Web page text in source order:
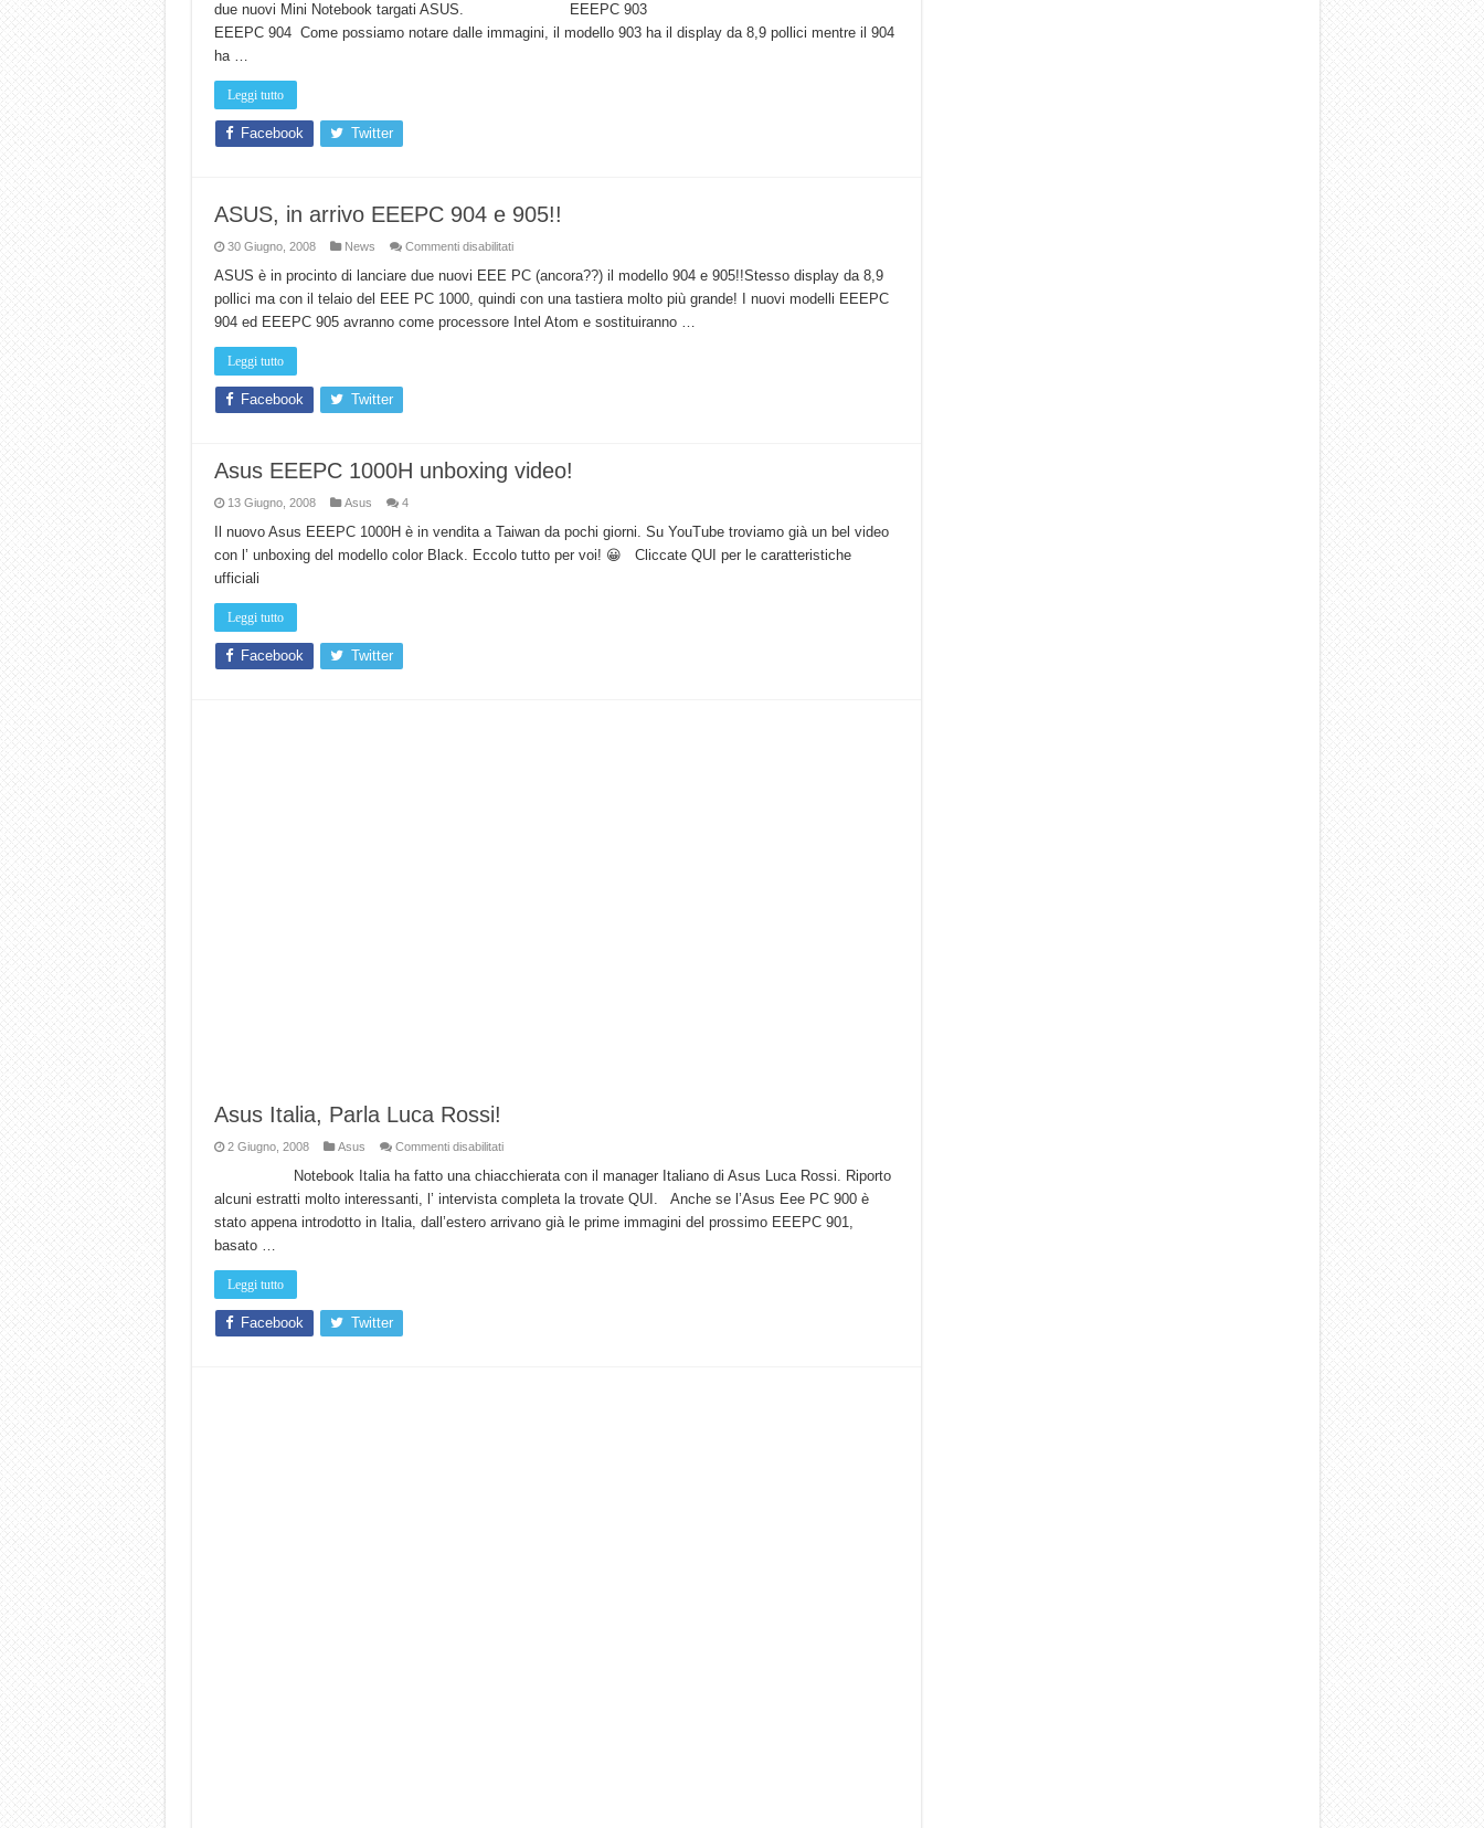
due nuovi Mini Notebook targati ASUS. EEEPC 903
EEEPC 904 Come possiamo notare dalle immagini, il modello 903 ha il display da 8,9 pollici mentre il 904
ha …
Leggi tutto
Facebook Twitter
ASUS, in arrivo EEEPC 904 e 905!!
30 Giugno, 2008 News Commenti disabilitatisu
in
arrivo
EEEPC
e
ASUS è in procinto di lanciare due nuovi EEE PC (ancora??) il modello 904 e 905!!Stesso display da 8,9
pollici ma con il telaio del EEE PC 1000, quindi con una tastiera molto più grande! I nuovi modelli EEEPC
904 ed EEEPC 905 avranno come processore Intel Atom e sostituiranno …
Leggi tutto
Facebook Twitter
Asus EEEPC 1000H unboxing video!
13 Giugno, 2008 Asus 4
Il nuovo Asus EEEPC 1000H è in vendita a Taiwan da pochi giorni. Su YouTube troviamo già un bel video
con l’ unboxing del modello color Black. Eccolo tutto per voi! 😀 Cliccate QUI per le caratteristiche
ufficiali
Leggi tutto
Facebook Twitter
Asus Italia, Parla Luca Rossi!
2 Giugno, 2008 Asus Commenti disabilitatisu
Italia,
Parla
Luca
Rossi!
Notebook Italia ha fatto una chiacchierata con il manager Italiano di Asus Luca Rossi. Riporto
alcuni estratti molto interessanti, l’ intervista completa la trovate QUI. Anche se l’Asus Eee PC 900 è
stato appena introdotto in Italia, dall’estero arrivano già le prime immagini del prossimo EEEPC 901,
basato …
Leggi tutto
Facebook Twitter